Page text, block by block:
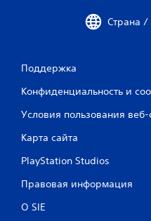
Страна /
Поддержка
Конфиденциальность и
Условия пользования
Карта сайта
PlayStation Studios
Правовая информация
О SIE